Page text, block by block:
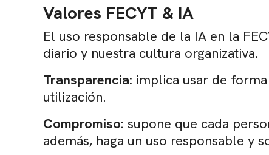
Valores FECYT & IA
El uso responsable de la IA en la
diario y nuestra cultura organizativa.
Transparencia: implica usar de
utilización.
Compromiso: supone que cada
además, haga un uso responsable y